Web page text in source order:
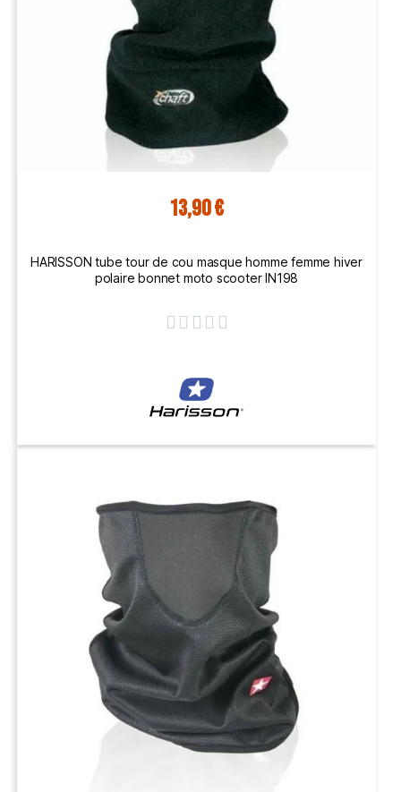
13,90 €
HARISSON tube tour de cou masque homme femme hiver
polaire bonnet moto scooter IN198
    